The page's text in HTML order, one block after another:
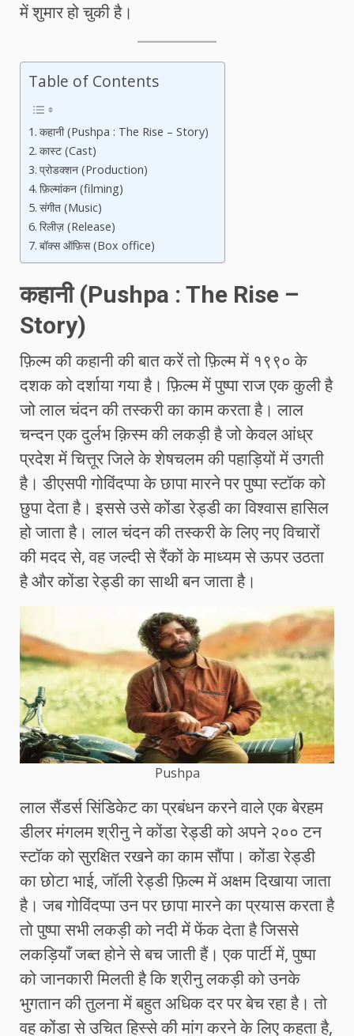
में शुमार हो चुकी है।
Table of Contents
कहानी (Pushpa : The Rise – Story)
कास्ट (Cast)
प्रोडक्शन (Production)
फ़िल्मांकन (filming)
संगीत (Music)
रिलीज़ (Release)
बॉक्स ऑफ़िस (Box office)
कहानी (Pushpa : The Rise –
Story)
फ़िल्म की कहानी की बात करें तो फ़िल्म में १९९० के
दशक को दर्शाया गया है। फ़िल्म में पुष्पा राज एक कुली है
जो लाल चंदन की तस्करी का काम करता है। लाल
चन्दन एक दुर्लभ क़िस्म की लकड़ी है जो केवल आंध्र
प्रदेश में चित्तूर जिले के शेषचलम की पहाड़ियों में उगती
है। डीएसपी गोविंदप्पा के छापा मारने पर पुष्पा स्टॉक को
छुपा देता है। इससे उसे कोंडा रेड्डी का विश्वास हासिल
हो जाता है। लाल चंदन की तस्करी के लिए नए विचारों
की मदद से, वह जल्दी से रैंकों के माध्यम से ऊपर उठता
है और कोंडा रेड्डी का साथी बन जाता है।
Pushpa
लाल सैंडर्स सिंडिकेट का प्रबंधन करने वाले एक बेरहम
डीलर मंगलम श्रीनु ने कोंडा रेड्डी को अपने २०० टन
स्टॉक को सुरक्षित रखने का काम सौंपा। कोंडा रेड्डी
का छोटा भाई, जॉली रेड्डी फ़िल्म में अक्षम दिखाया जाता
है। जब गोविंदप्पा उन पर छापा मारने का प्रयास करता है
तो पुष्पा सभी लकड़ी को नदी में फेंक देता है जिससे
लकड़ियाँ जब्त होने से बच जाती हैं। एक पार्टी में, पुष्पा
को जानकारी मिलती है कि श्रीनु लकड़ी को उनके
भुगतान की तुलना में बहुत अधिक दर पर बेच रहा है। तो
वह कोंडा से उचित हिस्से की मांग करने के लिए कहता है,